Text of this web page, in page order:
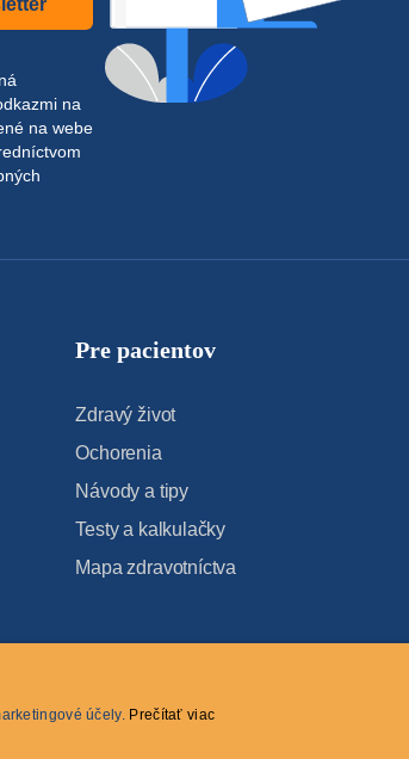
na
na webe
Pre pacientov
Zdravý život
Ochorenia
Návody a tipy
Testy a kalkulačky
Mapa zdravotníctva
účely. Prečítať viac